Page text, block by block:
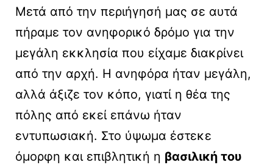
Μετά από την περιήγησή μας σε αυτά
πήραμε τον ανηφορικό δρόμο για την
μεγάλη εκκλησία που είχαμε διακρίνει
από την αρχή. Η ανηφόρα ήταν μεγάλη,
αλλά άξιζε τον κόπο, γιατί η θέα της
πόλης από εκεί επάνω ήταν
εντυπωσιακή. Στο ύψωμα έστεκε
όμορφη και επιβλητική η βασιλική του